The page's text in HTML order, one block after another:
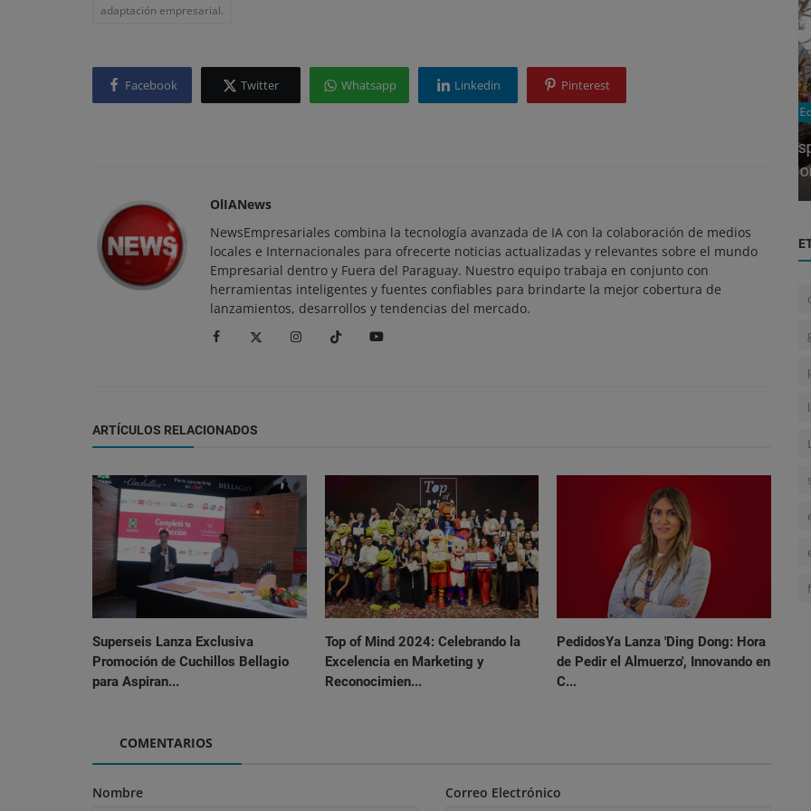
adaptación empresarial.
Facebook Twitter Whatsapp Linkedin Pinterest
OlIANews
NewsEmpresariales combina la tecnología avanzada de IA con la colaboración de medios
locales e Internacionales para ofrecerte noticias actualizadas y relevantes sobre el mundo
Empresarial dentro y Fuera del Paraguay. Nuestro equipo trabaja en conjunto con
herramientas inteligentes y fuentes confiables para brindarte la mejor cobertura de
lanzamientos, desarrollos y tendencias del mercado.
ARTÍCULOS RELACIONADOS
Superseis Lanza Exclusiva
Promoción de Cuchillos Bellagio
para Aspiran...
Top of Mind 2024: Celebrando la
Excelencia en Marketing y
Reconocimien...
PedidosYa Lanza 'Ding Dong: Hora
de Pedir el Almuerzo', Innovando en
C...
COMENTARIOS
Nombre Correo Electrónico